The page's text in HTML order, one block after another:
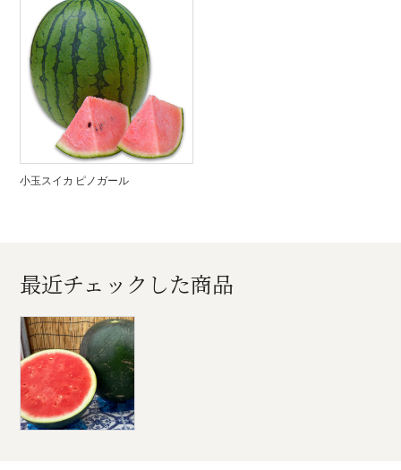
小玉スイカ ピノガール
最近チェックした商品